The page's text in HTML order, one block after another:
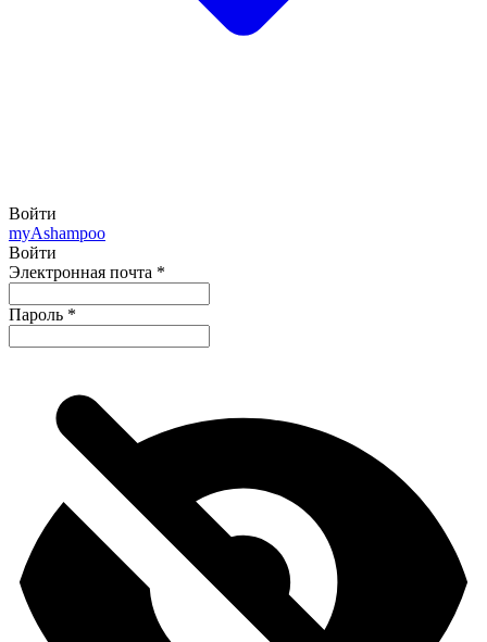
Войти
myAshampoo
Войти
Электронная почта *
Пароль *